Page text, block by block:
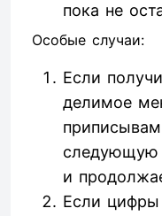
пока не
Особые случаи:
Если
делимое
следующую
и
Если